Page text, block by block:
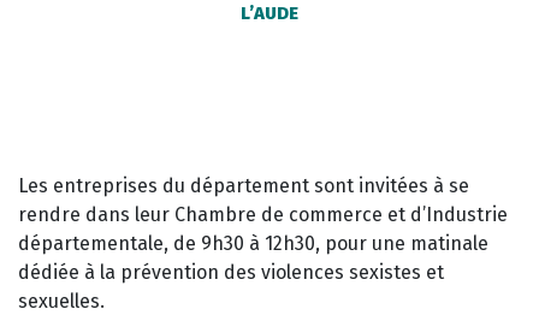
L’AUDE
Les entreprises du département sont invitées à se
rendre dans leur Chambre de commerce et d’Industrie
départementale, de 9h30 à 12h30, pour une matinale
dédiée à la prévention des violences sexistes et
sexuelles.